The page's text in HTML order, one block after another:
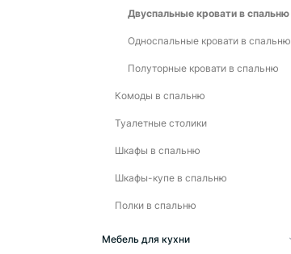
Трюмо
Тумбы для обуви
Тумбы под телевизор
Двуспальные кровати в спальню
Односпальные кровати в спальню
Полуторные кровати в спальню
Комоды в спальню
Туалетные столики
Шкафы в спальню
Шкафы-купе в спальню
Полки в спальню
Мебель для кухни